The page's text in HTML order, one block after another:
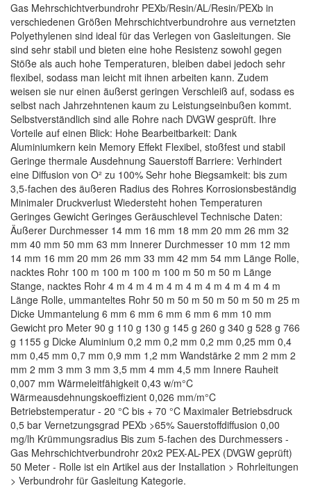
Gas Mehrschichtverbundrohr PEXb/Resin/AL/Resin/PEXb in
verschiedenen Größen Mehrschichtverbundrohre aus vernetzten
Polyethylenen sind ideal für das Verlegen von Gasleitungen. Sie
sind sehr stabil und bieten eine hohe Resistenz sowohl gegen
Stöße als auch hohe Temperaturen, bleiben dabei jedoch sehr
flexibel, sodass man leicht mit ihnen arbeiten kann. Zudem
weisen sie nur einen äußerst geringen Verschleiß auf, sodass es
selbst nach Jahrzehntenen kaum zu Leistungseinbußen kommt.
Selbstverständlich sind alle Rohre nach DVGW gesprüft. Ihre
Vorteile auf einen Blick: Hohe Bearbeitbarkeit: Dank
Aluminiumkern kein Memory Effekt Flexibel, stoßfest und stabil
Geringe thermale Ausdehnung Sauerstoff Barriere: Verhindert
eine Diffusion von O² zu 100% Sehr hohe Biegsamkeit: bis zum
3,5-fachen des äußeren Radius des Rohres Korrosionsbeständig
Minimaler Druckverlust Wiedersteht hohen Temperaturen
Geringes Gewicht Geringes Geräuschlevel Technische Daten:
Äußerer Durchmesser 14 mm 16 mm 18 mm 20 mm 26 mm 32
mm 40 mm 50 mm 63 mm Innerer Durchmesser 10 mm 12 mm
14 mm 16 mm 20 mm 26 mm 33 mm 42 mm 54 mm Länge Rolle,
nacktes Rohr 100 m 100 m 100 m 100 m 50 m 50 m Länge
Stange, nacktes Rohr 4 m 4 m 4 m 4 m 4 m 4 m 4 m 4 m 4 m
Länge Rolle, ummanteltes Rohr 50 m 50 m 50 m 50 m 50 m 25 m
Dicke Ummantelung 6 mm 6 mm 6 mm 6 mm 6 mm 10 mm
Gewicht pro Meter 90 g 110 g 130 g 145 g 260 g 340 g 528 g 766
g 1155 g Dicke Aluminium 0,2 mm 0,2 mm 0,2 mm 0,25 mm 0,4
mm 0,45 mm 0,7 mm 0,9 mm 1,2 mm Wandstärke 2 mm 2 mm 2
mm 2 mm 3 mm 3 mm 3,5 mm 4 mm 4,5 mm Innere Rauheit
0,007 mm Wärmeleitfähigkeit 0,43 w/m°C
Wärmeausdehnungskoeffizient 0,026 mm/m°C
Betriebstemperatur - 20 °C bis + 70 °C Maximaler Betriebsdruck
0,5 bar Vernetzungsgrad PEXb >65% Sauerstoffdiffusion 0,00
mg/lh Krümmungsradius Bis zum 5-fachen des Durchmessers -
Gas Mehrschichtverbundrohr 20x2 PEX-AL-PEX (DVGW geprüft)
50 Meter - Rolle ist ein Artikel aus der Installation > Rohrleitungen
> Verbundrohr für Gasleitung Kategorie.